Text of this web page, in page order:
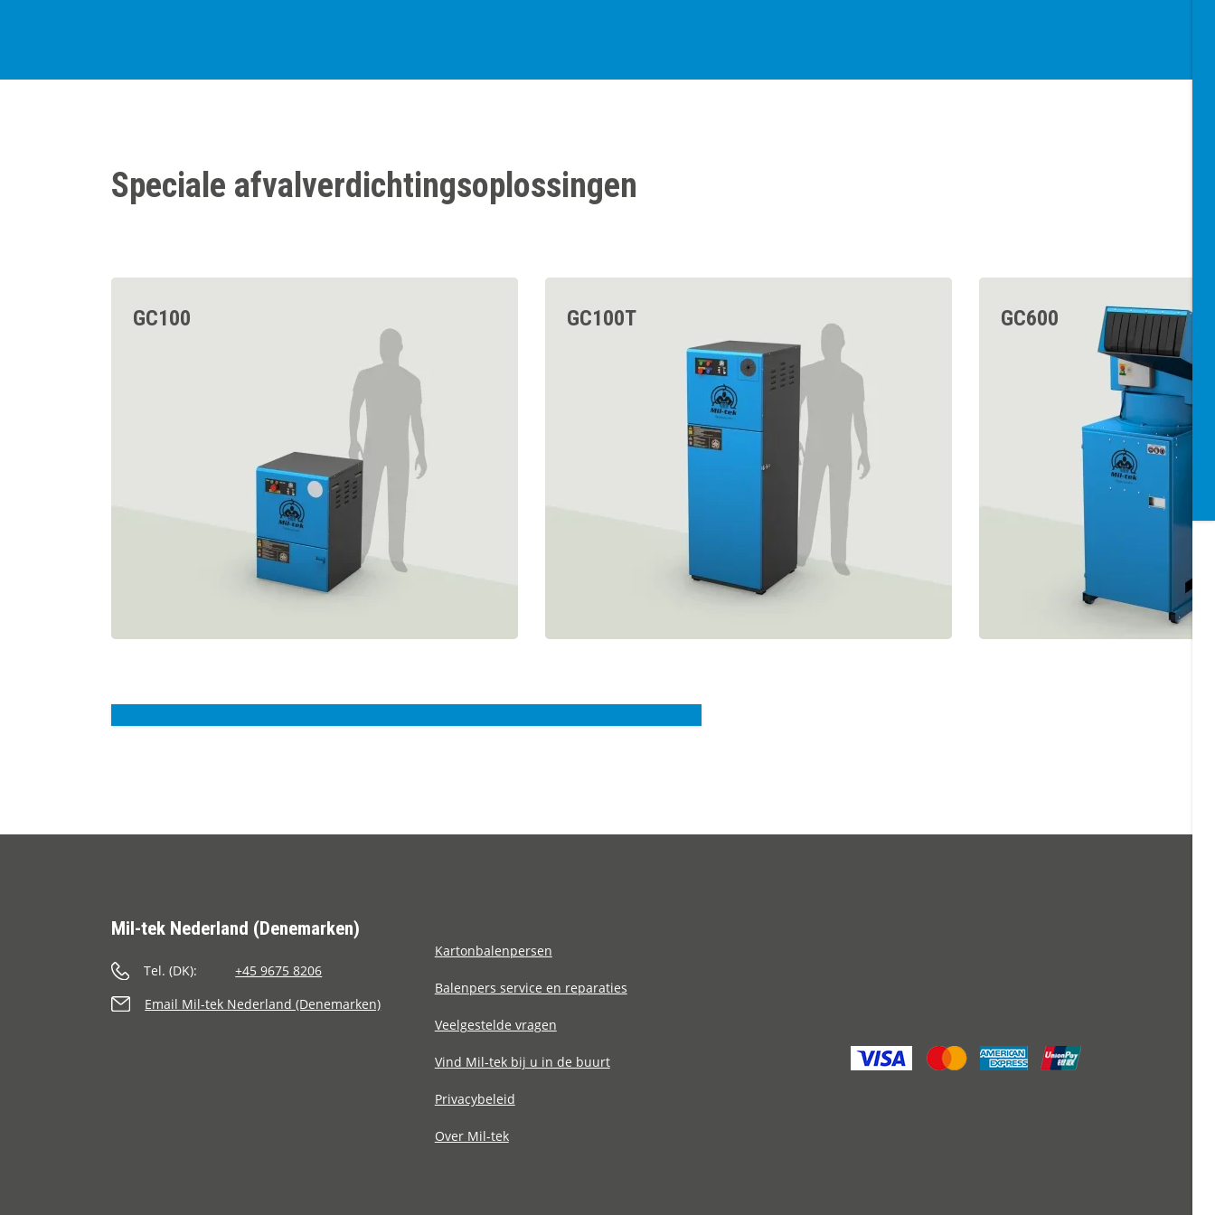
Speciale afvalverdichtingsoplossingen
GC100 GC100T GC600
Mil-tek Nederland (Denemarken)
Tel. (DK):
+45 9675 8206
Email Mil-tek Nederland (Denemarken)
Kartonbalenpersen
Balenpers service en reparaties
Veelgestelde vragen
Vind Mil-tek bij u in de buurt
Privacybeleid
Over Mil-tek